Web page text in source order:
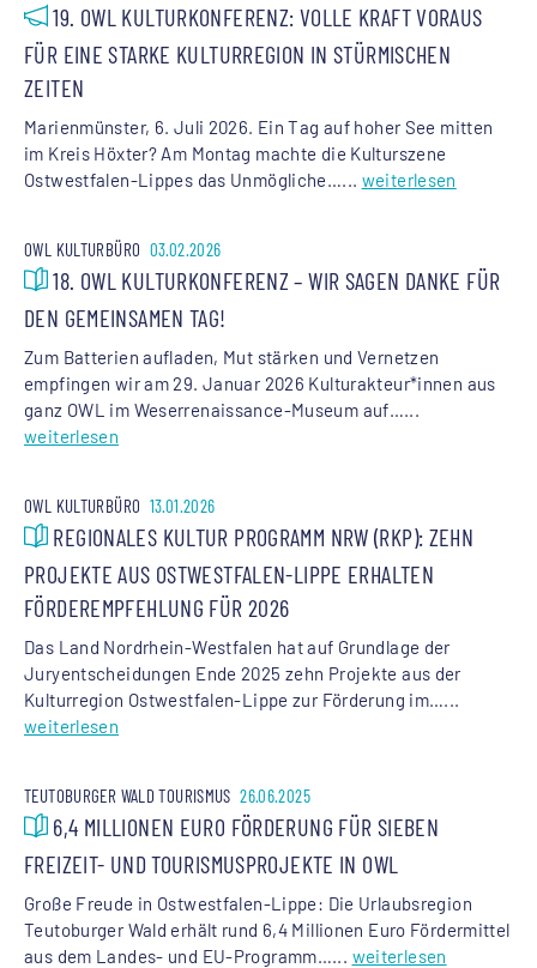
19. OWL KULTURKONFERENZ: VOLLE KRAFT VORAUS
FÜR EINE STARKE KULTURREGION IN STÜRMISCHEN
ZEITEN
Marienmünster, 6. Juli 2026. Ein Tag auf hoher See mitten
im Kreis Höxter? Am Montag machte die Kulturszene
Ostwestfalen-Lippes das Unmögliche…... weiterlesen
OWL KULTURBÜRO 03.02.2026
18. OWL KULTURKONFERENZ – WIR SAGEN DANKE FÜR
DEN GEMEINSAMEN TAG!
Zum Batterien aufladen, Mut stärken und Vernetzen
empfingen wir am 29. Januar 2026 Kulturakteur*innen aus
ganz OWL im Weserrenaissance-Museum auf…...
weiterlesen
OWL KULTURBÜRO 13.01.2026
REGIONALES KULTUR PROGRAMM NRW (RKP): ZEHN
PROJEKTE AUS OSTWESTFALEN-LIPPE ERHALTEN
FÖRDEREMPFEHLUNG FÜR 2026
Das Land Nordrhein-Westfalen hat auf Grundlage der
Juryentscheidungen Ende 2025 zehn Projekte aus der
Kulturregion Ostwestfalen-Lippe zur Förderung im…...
weiterlesen
TEUTOBURGER WALD TOURISMUS 26.06.2025
6,4 MILLIONEN EURO FÖRDERUNG FÜR SIEBEN
FREIZEIT- UND TOURISMUSPROJEKTE IN OWL
Große Freude in Ostwestfalen-Lippe: Die Urlaubsregion
Teutoburger Wald erhält rund 6,4 Millionen Euro Fördermittel
aus dem Landes- und EU-Programm…... weiterlesen